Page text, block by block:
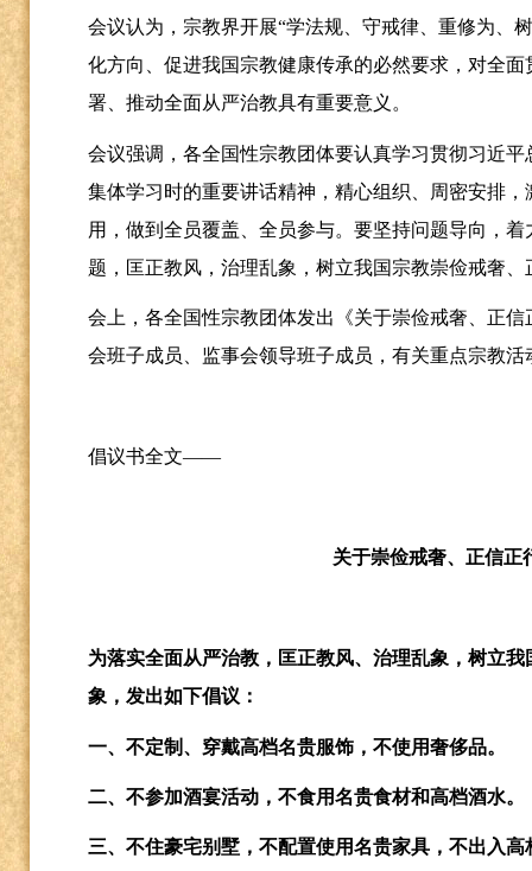
会议认为，宗教界开展“学法规、守戒律、重修为、
化方向、促进我国宗教健康传承的必然要求，对全
署、推动全面从严治教具有重要意义。
会议强调，各全国性宗教团体要认真学习贯彻习近
集体学习时的重要讲话精神，精心组织、周密安排
用，做到全员覆盖、全员参与。要坚持问题导向，
题，匡正教风，治理乱象，树立我国宗教崇俭戒
会上，各全国性宗教团体发出《关于崇俭戒奢、正
会班子成员、监事会领导班子成员，有关重点宗教
倡议书全文——
关于崇俭戒奢、正信正
为落实全面从严治教，匡正教风、治理乱象，树立
象，发出如下倡议：
一、不定制、穿戴高档名贵服饰，不使用奢侈品
二、不参加酒宴活动，不食用名贵食材和高档酒
三、不住豪宅别墅，不配置使用名贵家具，不出